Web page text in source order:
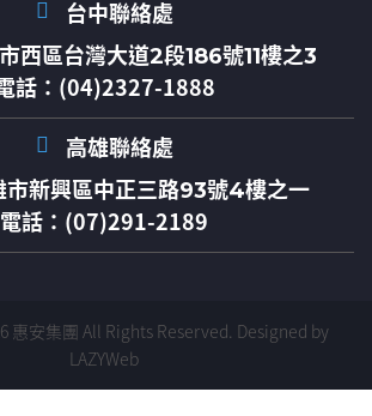
台中聯絡處
西區台灣大道2段186號11樓之3
話：(04)2327-1888
高雄聯絡處
市新興區中正三路93號4樓之一
電話：(07)291-2189
惠安集團 All Rights Reserved. Designed by
LAZYWeb